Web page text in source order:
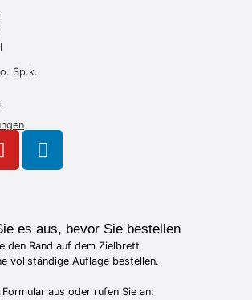
Sp.k.
es aus, bevor Sie bestellen
den Rand auf dem Zielbrett
vollständige Auflage bestellen.
Formular aus oder rufen Sie an: